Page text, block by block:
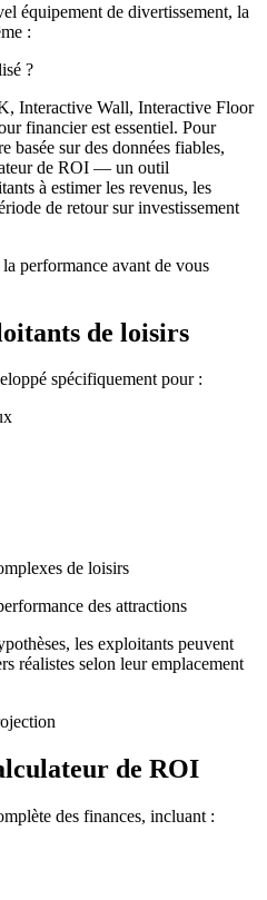
équipement de divertissement, la
:
?
Interactive Wall, Interactive Floor
financier est essentiel. Pour
basée sur des données fiables,
de ROI — un outil
à estimer les revenus, les
de retour sur investissement
performance avant de vous
de loisirs
spécifiquement pour :
de loisirs
des attractions
les exploitants peuvent
réalistes selon leur emplacement
de ROI
des finances, incluant :